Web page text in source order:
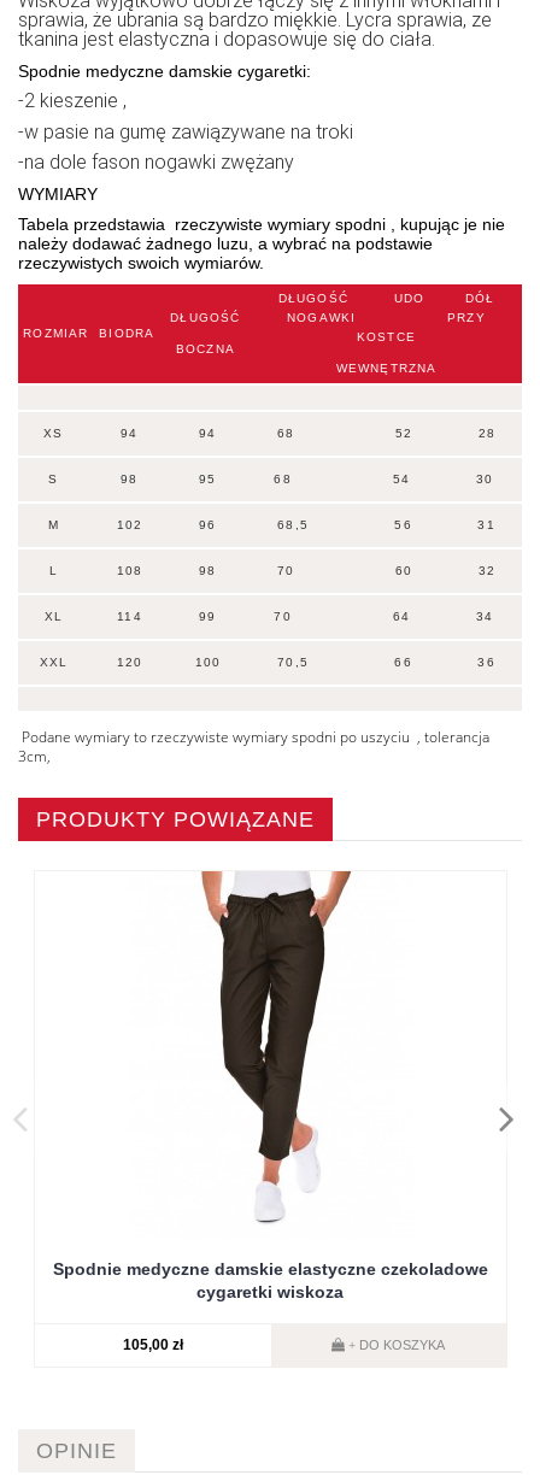
sprawia, że ubrania są bardzo miękkie. Lycra sprawia, ze
tkanina jest elastyczna i dopasowuje się do ciała.
Spodnie medyczne damskie cygaretki:
-2 kieszenie ,
-w pasie na gumę zawiązywane na troki
-na dole fason nogawki zwężany
WYMIARY
Tabela przedstawia rzeczywiste wymiary spodni , kupując je nie
należy dodawać żadnego luzu, a wybrać na podstawie
rzeczywistych swoich wymiarów.
ROZMIAR BIODRA
DŁUGOŚĆ
BOCZNA
DŁUGOŚĆ UDO DÓŁ
NOGAWKI PRZY
KOSTCE
WEWNĘTRZNA
XS 94 94 68 52 28
S 98 95 68 54 30
M 102 96 68,5 56 31
L 108 98 70 60 32
XL 114 99 70 64 34
XXL 120 100 70,5 66 36
Podane wymiary to rzeczywiste wymiary spodni po uszyciu , tolerancja
3cm,
PRODUKTY POWIĄZANE
Spodnie medyczne damskie elastyczne czekoladowe
cygaretki wiskoza
105,00 zł + DO KOSZYKA
OPINIE